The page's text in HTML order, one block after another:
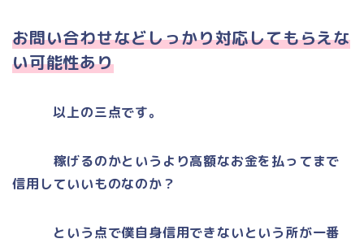
お問い合わせなどしっかり対応してもらえな
い可能性あり
以上の三点です。
稼げるのかというより高額なお金を払ってまで
信用していいものなのか？
という点で僕自身信用できないという所が一番